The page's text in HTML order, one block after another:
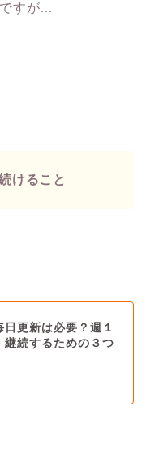
すが…
けること
日更新は必要？週１
継続するための３つ